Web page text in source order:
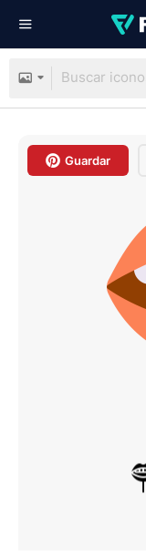
Guardar